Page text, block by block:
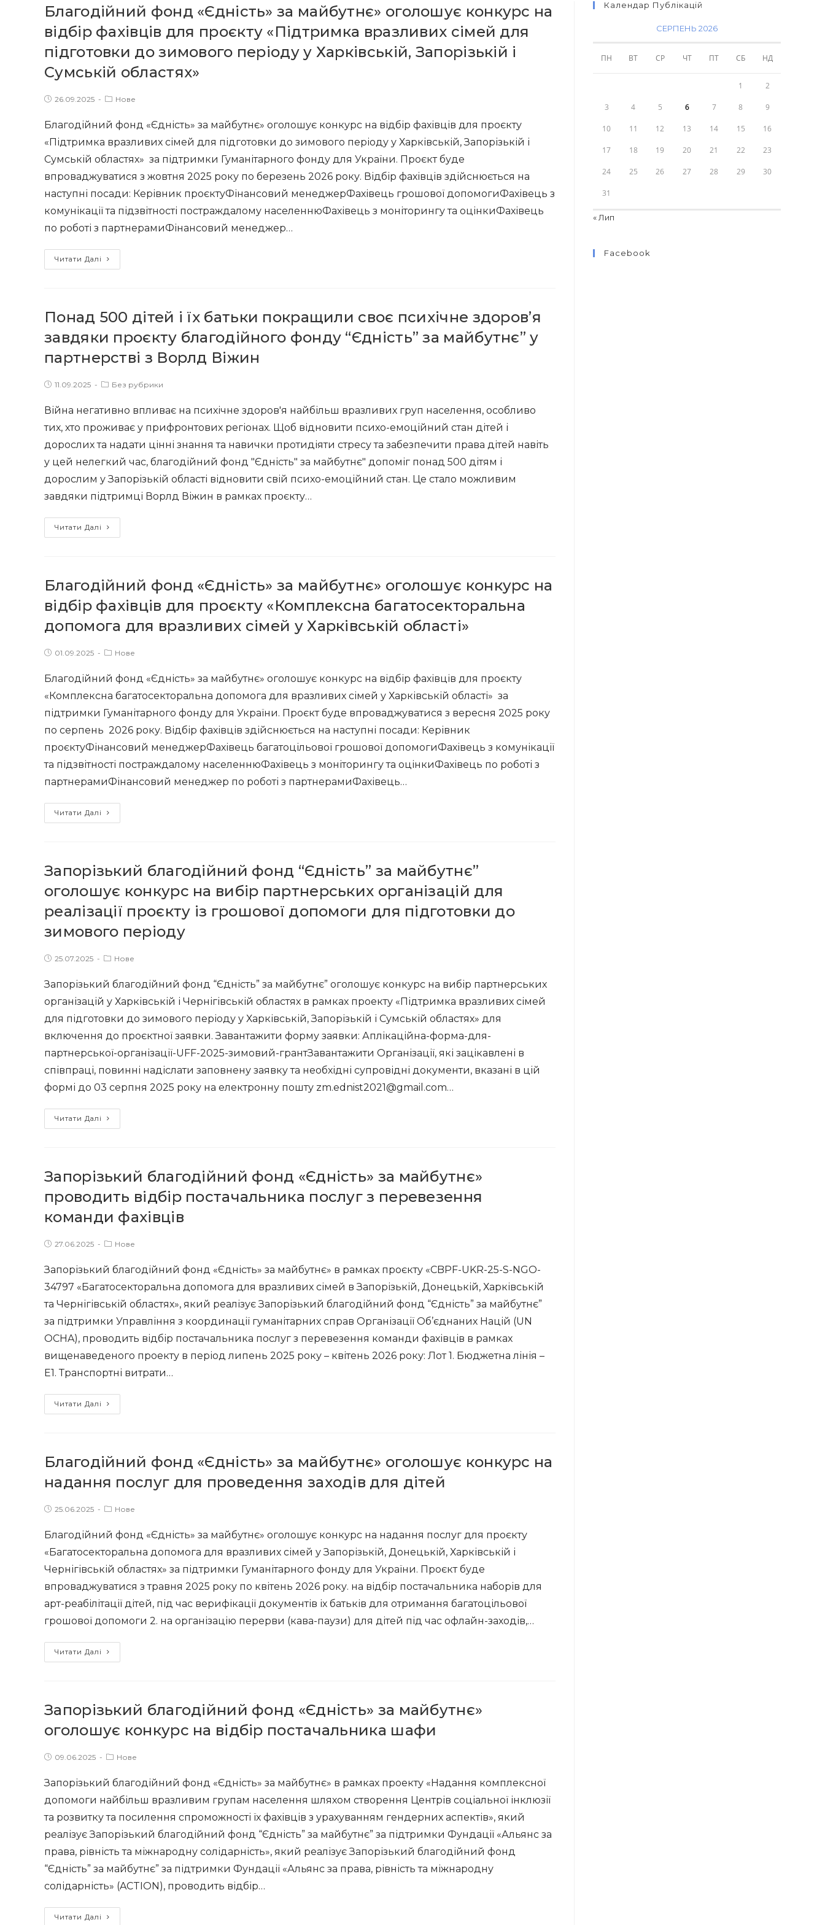
Благодійний фонд «Єдність» за майбутнє» оголошує конкурс на
відбір фахівців для проєкту «Підтримка вразливих сімей для
підготовки до зимового періоду у Харківській, Запорізькій і
Сумській областях»
Post26.09.2025
PostНове
Благодійний фонд «Єдність» за майбутнє» оголошує конкурс на відбір фахівців для проєкту
«Підтримка вразливих сімей для підготовки до зимового періоду у Харківській, Запорізькій і
Сумській областях» за підтримки Гуманітарного фонду для України. Проєкт буде
впроваджуватися з жовтня 2025 року по березень 2026 року. Відбір фахівців здійснюється на
наступні посади: Керівник проєктуФінансовий менеджерФахівець грошової допомогиФахівець з
комунікації та підзвітності постраждалому населеннюФахівець з моніторингу та оцінкиФахівець
по роботі з партнерамиФінансовий менеджер…
Читати Далі
фонд
майбутнє»
оголошує
конкурс
на
для
проєкту
«Підтримка
вразливих
для
підготовки
до
Харківській,
Запорізькій
і
Сумській
Понад 500 дітей і їх батьки покращили своє психічне здоров’я
завдяки проєкту благодійного фонду “Єдність” за майбутнє” у
партнерстві з Ворлд Віжин
Post11.09.2025
PostБез рубрики
Війна негативно впливає на психічне здоров'я найбільш вразливих груп населення, особливо
тих, хто проживає у прифронтових регіонах. Щоб відновити психо-емоційний стан дітей і
дорослих та надати цінні знання та навички протидіяти стресу та забезпечити права дітей навіть
у цей нелегкий час, благодійний фонд "Єдність" за майбутнє" допоміг понад 500 дітям і
дорослим у Запорізькій області відновити свій психо-емоційний стан. Це стало можливим
завдяки підтримці Ворлд Віжин в рамках проєкту…
Читати Далі
500
їх
батьки
покращили
своє
завдяки
проєкту
благодійного
фонду
“Єдність”
за
майбутнє”
у
Благодійний фонд «Єдність» за майбутнє» оголошує конкурс на
відбір фахівців для проєкту «Комплексна багатосекторальна
допомога для вразливих сімей у Харківській області»
Post01.09.2025
PostНове
Благодійний фонд «Єдність» за майбутнє» оголошує конкурс на відбір фахівців для проєкту
«Комплексна багатосекторальна допомога для вразливих сімей у Харківській області» за
підтримки Гуманітарного фонду для України. Проєкт буде впроваджуватися з вересня 2025 року
по серпень 2026 року. Відбір фахівців здійснюється на наступні посади: Керівник
проєктуФінансовий менеджерФахівець багатоцільової грошової допомогиФахівець з комунікації
та підзвітності постраждалому населеннюФахівець з моніторингу та оцінкиФахівець по роботі з
партнерамиФінансовий менеджер по роботі з партнерамиФахівець…
Читати Далі
фонд
майбутнє»
оголошує
на
відбір
для
проєкту
багатосекторальна
допомога
для
вразливих
сімей
у
Запорізький благодійний фонд “Єдність” за майбутнє”
оголошує конкурс на вибір партнерських організацій для
реалізації проєкту із грошової допомоги для підготовки до
зимового періоду
Post25.07.2025
PostНове
Запорізький благодійний фонд “Єдність” за майбутнє” оголошує конкурс на вибір партнерських
організацій у Харківській і Чернігівській областях в рамках проекту «Підтримка вразливих сімей
для підготовки до зимового періоду у Харківській, Запорізькій і Сумській областях» для
включення до проєктної заявки. Завантажити форму заявки: Аплікаційна-форма-для-
партнерської-організації-UFF-2025-зимовий-грантЗавантажити Організації, які зацікавлені в
співпраці, повинні надіслати заповнену заявку та необхідні супровідні документи, вказані в цій
формі до 03 серпня 2025 року на електронну пошту zm.ednist2021@gmail.com…
Читати Далі
благодійний
за
майбутнє”
оголошує
конкурс
партнерських
організацій
для
реалізації
проєкту
із
грошової
допомоги
Запорізький благодійний фонд «Єдність» за майбутнє»
проводить відбір постачальника послуг з перевезення
команди фахівців
Post27.06.2025
PostНове
Запорізький благодійний фонд «Єдність» за майбутнє» в рамках проєкту «CBPF-UKR-25-S-NGO-
34797 «Багатосекторальна допомога для вразливих сімей в Запорізькій, Донецькій, Харківській
та Чернігівській областях», який реалізує Запорізький благодійний фонд “Єдність” за майбутнє”
за підтримки Управління з координації гуманітарних справ Організації Об’єднаних Націй (UN
OCHA), проводить відбір постачальника послуг з перевезення команди фахівців в рамках
вищенаведеного проекту в період липень 2025 року – квітень 2026 року: Лот 1. Бюджетна лінія –
Е1. Транспортні витрати…
Читати Далі
благодійний
за
майбутнє»
проводить
відбір
послуг
з
перевезення
команди
фахівців
Благодійний фонд «Єдність» за майбутнє» оголошує конкурс на
надання послуг для проведення заходів для дітей
Post25.06.2025
PostНове
Благодійний фонд «Єдність» за майбутнє» оголошує конкурс на надання послуг для проєкту
«Багатосекторальна допомога для вразливих сімей у Запорізькій, Донецькій, Харківській і
Чернігівській областях» за підтримки Гуманітарного фонду для України. Проєкт буде
впроваджуватися з травня 2025 року по квітень 2026 року. на відбір постачальника наборів для
арт-реабілітації дітей, під час верифікації документів іх батьків для отримання багатоцільової
грошової допомоги 2. на організацію перерви (кава-паузи) для дітей під час офлайн-заходів,…
Читати Далі
фонд
майбутнє»
оголошує
на
послуг
для
проведення
заходів
для
дітей
Запорізький благодійний фонд «Єдність» за майбутнє»
оголошує конкурс на відбір постачальника шафи
Post09.06.2025
PostНове
Запорізький благодійний фонд «Єдність» за майбутнє» в рамках проекту «Надання комплексної
допомоги найбільш вразливим групам населення шляхом створення Центрів соціальної інклюзії
та розвитку та посилення спроможності їх фахівців з урахуванням гендерних аспектів», який
реалізує Запорізький благодійний фонд “Єдність” за майбутнє” за підтримки Фундації «Альянс за
права, рівність та міжнародну солідарність», який реалізує Запорізький благодійний фонд
“Єдність” за майбутнє” за підтримки Фундації «Альянс за права, рівність та міжнародну
солідарність» (ACTION), проводить відбір…
Читати Далі
Календар Публікацій
СЕРПЕНЬ 2026
ПН ВТ СР ЧТ ПТ СБ НД
1 2
3 4 5 6 7 8 9
10 11 12 13 14 15 16
17 18 19 20 21 22 23
24 25 26 27 28 29 30
31
« Лип
Facebook